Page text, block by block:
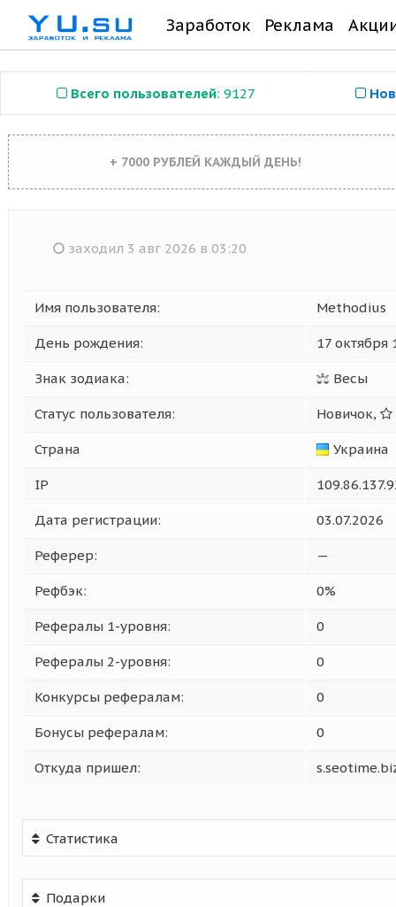
Заработок Реклама
Всего пользователей: 9127
+ 7000 РУБЛЕЙ КАЖДЫЙ ДЕНЬ!
заходил 3 авг 2026 в 03:20
Имя пользователя: Methodius
День рождения: 17 октября
Знак зодиака: Весы
Статус пользователя: Новичок,
Страна Украина
IP
Дата регистрации: 03.07.2026
Реферер: —
Рефбэк: 0%
Рефералы 1-уровня: 0
Рефералы 2-уровня: 0
Конкурсы рефералам: 0
Бонусы рефералам: 0
Откуда пришел:
Статистика
Подарки